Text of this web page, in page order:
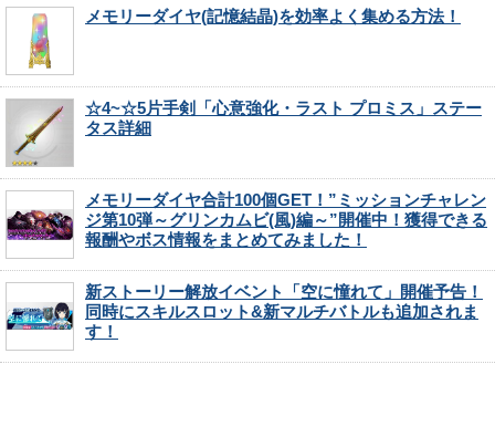
メモリーダイヤ(記憶結晶)を効率よく集める方法！
☆4~☆5片手剣「心意強化・ラスト プロミス」ステー
タス詳細
メモリーダイヤ合計100個GET！”ミッションチャレン
ジ第10弾～グリンカムビ(風)編～”開催中！獲得できる
報酬やボス情報をまとめてみました！
新ストーリー解放イベント「空に憧れて」開催予告！
同時にスキルスロット&新マルチバトルも追加されま
す！